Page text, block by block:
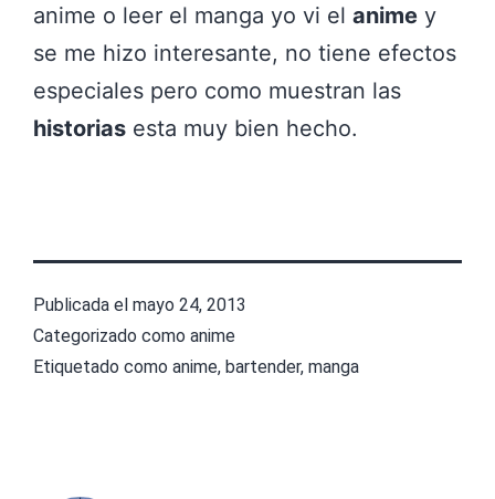
anime o leer el manga yo vi el anime y
se me hizo interesante, no tiene efectos
especiales pero como muestran las
historias esta muy bien hecho.
Publicada el mayo 24, 2013
Categorizado como anime
Etiquetado como anime, bartender, manga